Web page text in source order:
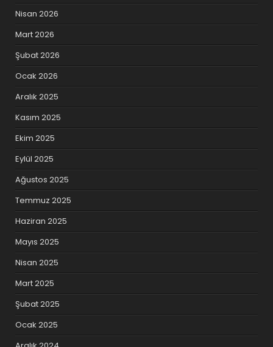
Nisan 2026
Mart 2026
Şubat 2026
Ocak 2026
Aralık 2025
Kasım 2025
Ekim 2025
Eylül 2025
Ağustos 2025
Temmuz 2025
Haziran 2025
Mayıs 2025
Nisan 2025
Mart 2025
Şubat 2025
Ocak 2025